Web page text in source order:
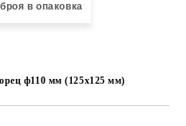
в опаковка
ф110 мм (125х125 мм)